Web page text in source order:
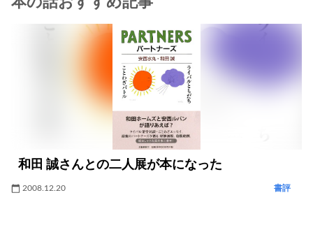
和田 誠さんとの二人展が本になった
2008.12.20 書評